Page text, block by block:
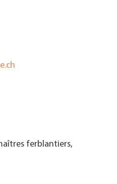
ferblantiers,